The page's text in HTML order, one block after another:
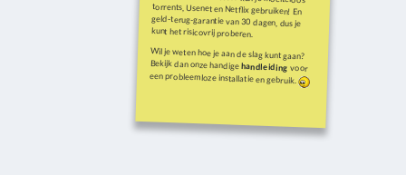
kunt het risicovrij proberen.
Wil je weten hoe je aan de slag kunt gaan?
Bekijk dan onze handigehandleiding voor
een probleemloze installatie en gebruik.